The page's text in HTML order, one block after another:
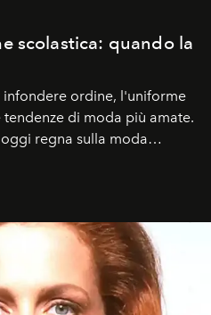
scolastica: quando la
ordine, l'uniforme
di moda più amate.
regna sulla moda